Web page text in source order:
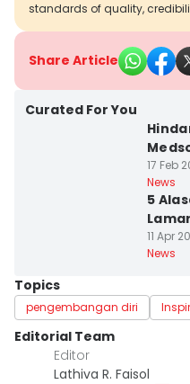
standards of quality,
Share Article
Curated For You
17 Feb
News
5
11 Apr
News
Topics
pengembangan diri
Editorial Team
Editor
Lathiva R. Faisol